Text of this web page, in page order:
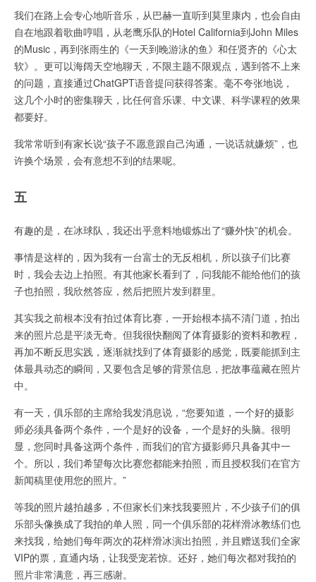
我们在路上会专心地听音乐，从巴赫一直听到莫里康内，也会自由
自在地跟着歌曲哼唱，从老鹰乐队的Hotel California到John Miles
的Music，再到张雨生的《一天到晚游泳的鱼》和任贤齐的《心太
软》。更可以海阔天空地聊天，不限主题不限观点，遇到答不上来
的问题，直接通过ChatGPT语音提问获得答案。毫不夸张地说，
这几个小时的密集聊天，比任何音乐课、中文课、科学课程的效果
都要好。
我常常听到有家长说“孩子不愿意跟自己沟通，一说话就嫌烦”，也
许换个场景，会有意想不到的结果呢。
五
有趣的是，在冰球队，我还出乎意料地锻炼出了“赚外快”的机会。
事情是这样的，因为我有一台富士的无反相机，所以孩子们比赛
时，我会去边上拍照。有其他家长看到了，问我能不能给他们的孩
子也拍照，我欣然答应，然后把照片发到群里。
其实我之前根本没有拍过体育比赛，一开始根本搞不清门道，拍出
来的照片总是平淡无奇。但我很快翻阅了体育摄影的资料和教程，
再加不断反思实践，逐渐就找到了体育摄影的感觉，既要能抓到主
体最具动态的瞬间，又要包含足够的背景信息，把故事蕴藏在照片
中。
有一天，俱乐部的主席给我发消息说，“您要知道，一个好的摄影
师必须具备两个条件，一个是好的设备，一个是好的头脑。很明
显，您同时具备这两个条件，而我们的官方摄影师只具备其中一
个。所以，我们希望每次比赛您都能来拍照，而且授权我们在官方
新闻稿里使用您的照片。”
等我的照片越拍越多，不但家长们来找我要照片，不少孩子们的俱
乐部头像换成了我拍的单人照，同一个俱乐部的花样滑冰教练们也
来找我，给她们每年两次的花样滑冰演出拍照，并且赠送我们全家
VIP的票，直通内场，让我受宠若惊。还好，她们每次都对我拍的
照片非常满意，再三感谢。